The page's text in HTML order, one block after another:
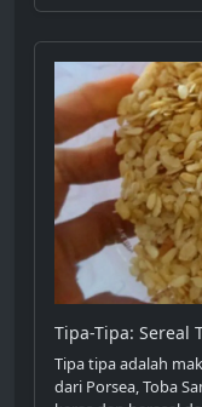
Tipa-Tipa: Sereal
Tipa tipa adalah
dari Porsea, Toba